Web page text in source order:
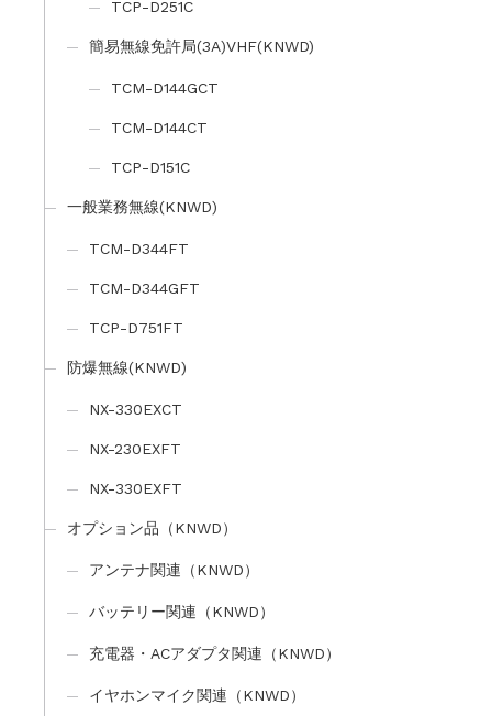
TCP-D251C
簡易無線免許局(3A)VHF(KNWD)
TCM-D144GCT
TCM-D144CT
TCP-D151C
一般業務無線(KNWD)
TCM-D344FT
TCM-D344GFT
TCP-D751FT
防爆無線(KNWD)
NX-330EXCT
NX-230EXFT
NX-330EXFT
オプション品（KNWD）
アンテナ関連（KNWD）
バッテリー関連（KNWD）
充電器・ACアダプタ関連（KNWD）
イヤホンマイク関連（KNWD）